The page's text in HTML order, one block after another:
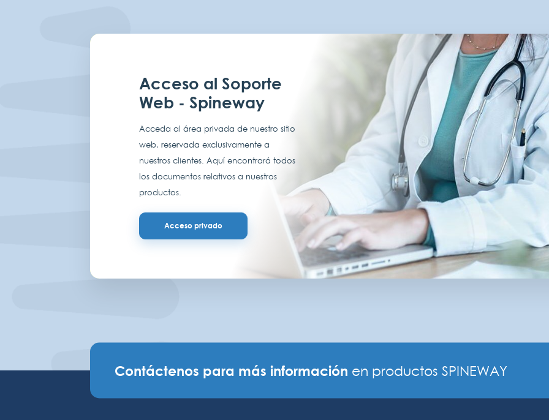
Acceso al Soporte
Web - Spineway
Acceda al área privada de nuestro sitio
web, reservada exclusivamente a
nuestros clientes. Aquí encontrará todos
los documentos relativos a nuestros
productos.
Acceso privado
Contáctenos para más información en productos SPINEWAY